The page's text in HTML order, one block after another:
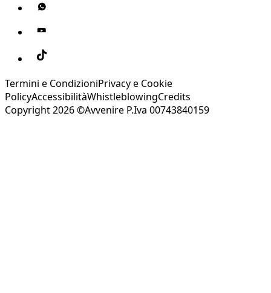
Termini e CondizioniPrivacy e Cookie
PolicyAccessibilitàWhistleblowingCredits
Copyright 2026 ©Avvenire P.Iva 00743840159